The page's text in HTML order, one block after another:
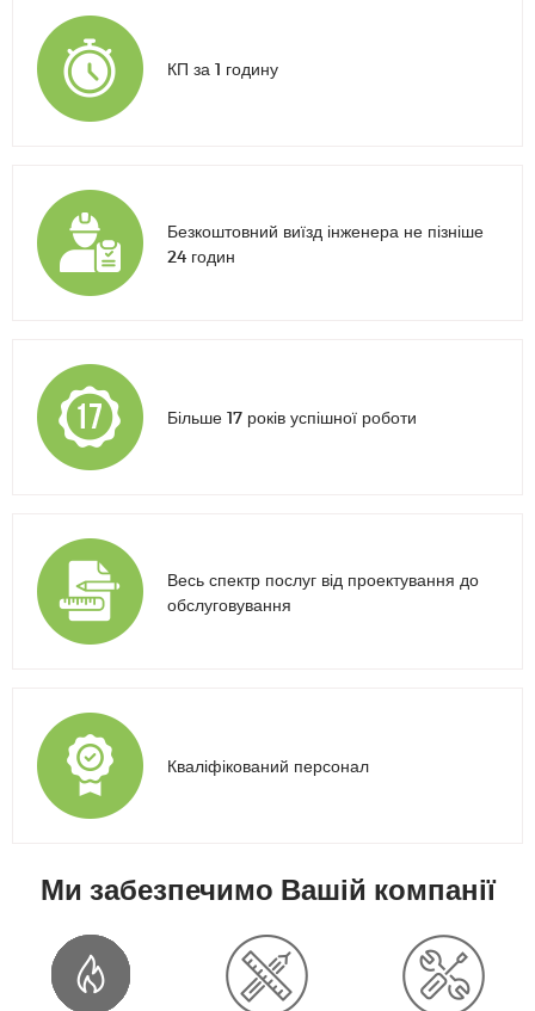
КП за 1 годину
Безкоштовний виїзд інженера не пізніше
24 годин
Більше 17 років успішної роботи
Весь спектр послуг від проектування до
обслуговування
Кваліфікований персонал
Ми забезпечимо Вашій компанії